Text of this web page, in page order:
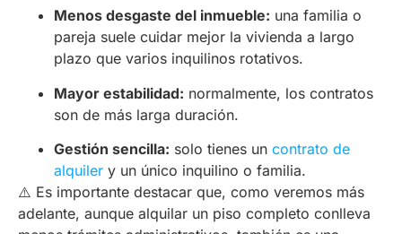
Menos desgaste del inmueble: una familia o
pareja suele cuidar mejor la vivienda a largo
plazo que varios inquilinos rotativos.
Mayor estabilidad: normalmente, los contratos
son de más larga duración.
Gestión sencilla: solo tienes un contrato de
alquiler y un único inquilino o familia.
⚠️ Es importante destacar que, como veremos más
adelante, aunque alquilar un piso completo conlleva